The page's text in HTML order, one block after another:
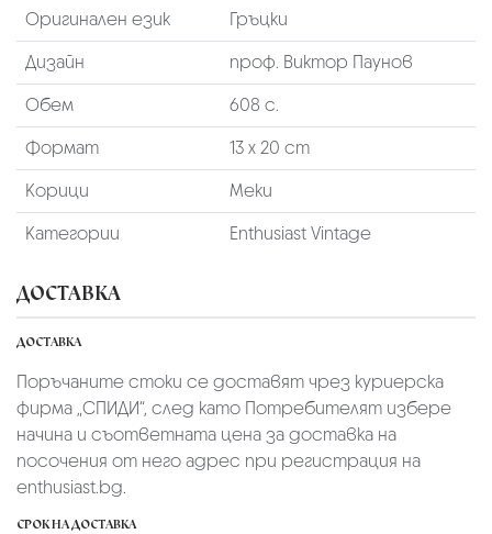
Оригинален език
Гръцки
Дизайн
проф. Виктор Паунов
Обем
608 с.
Формат
13 х 20 cm
Корици
Меки
Категории
Enthusiast Vintage
ДОСТАВКА
ДОСТАВКА
Поръчаните стоки се доставят чрез куриерскa
фирмa „СПИДИ“, след като Потребителят избере
начина и съответната цена за доставка на
посочения от него адрес при регистрация на
enthusiast.bg.
СРОК НА ДОСТАВКА